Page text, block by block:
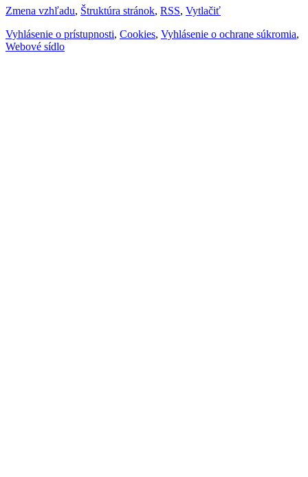
Zmena vzhľadu, Štruktúra stránok, RSS, Vytlačiť
Vyhlásenie o prístupnosti, Cookies, Vyhlásenie o ochrane súkromia,
Webové sídlo